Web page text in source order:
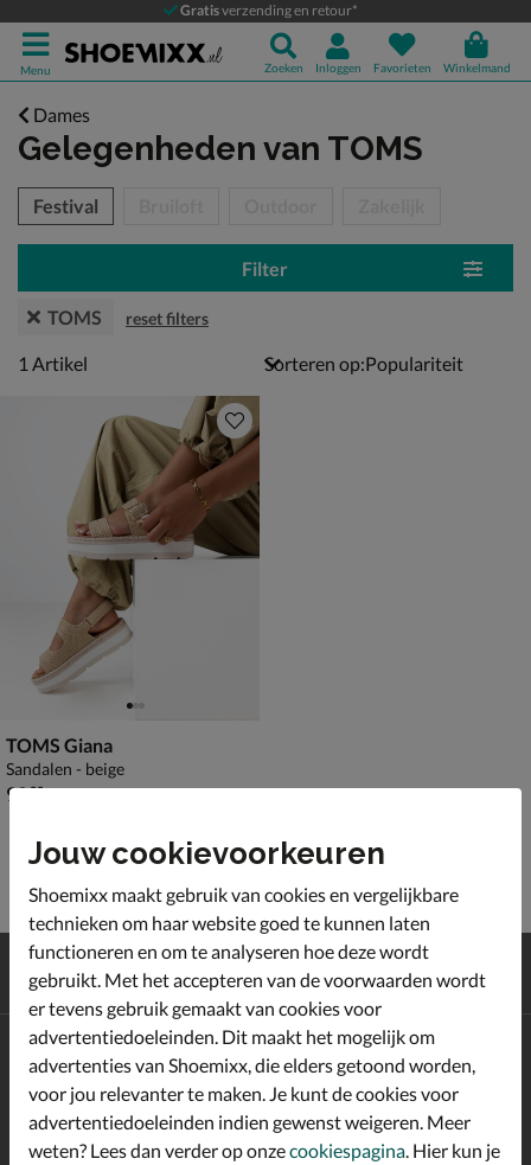
Gratisverzending en retour*
Menu Zoeken Inloggen Favorieten Winkelmand
Dames
Gelegenheden van TOMS
over
Festival
Filter
TOMS reset filters
1 artikel
1 Artikel Sorteren op:
TOMS Giana
Sandalen - beige
€ 99,99
99,99
Gratisverzending en retour*
Achterafbetalen
Altijd op de hoogte zijn?
Schrijf je in voor de Shoemixx nieuwsbrief en ontvang €10,-
welkomstkorting!*
Jouw cookievoorkeuren
Shoemixx maakt gebruik van cookies en vergelijkbare
technieken om haar website goed te kunnen laten
functioneren en om te analyseren hoe deze wordt
gebruikt. Met het accepteren van de voorwaarden wordt
er tevens gebruik gemaakt van cookies voor
advertentiedoeleinden. Dit maakt het mogelijk om
advertenties van Shoemixx, die elders getoond worden,
voor jou relevanter te maken. Je kunt de cookies voor
advertentiedoeleinden indien gewenst weigeren. Meer
weten? Lees dan verder op onzecookiespagina . Hier kun je